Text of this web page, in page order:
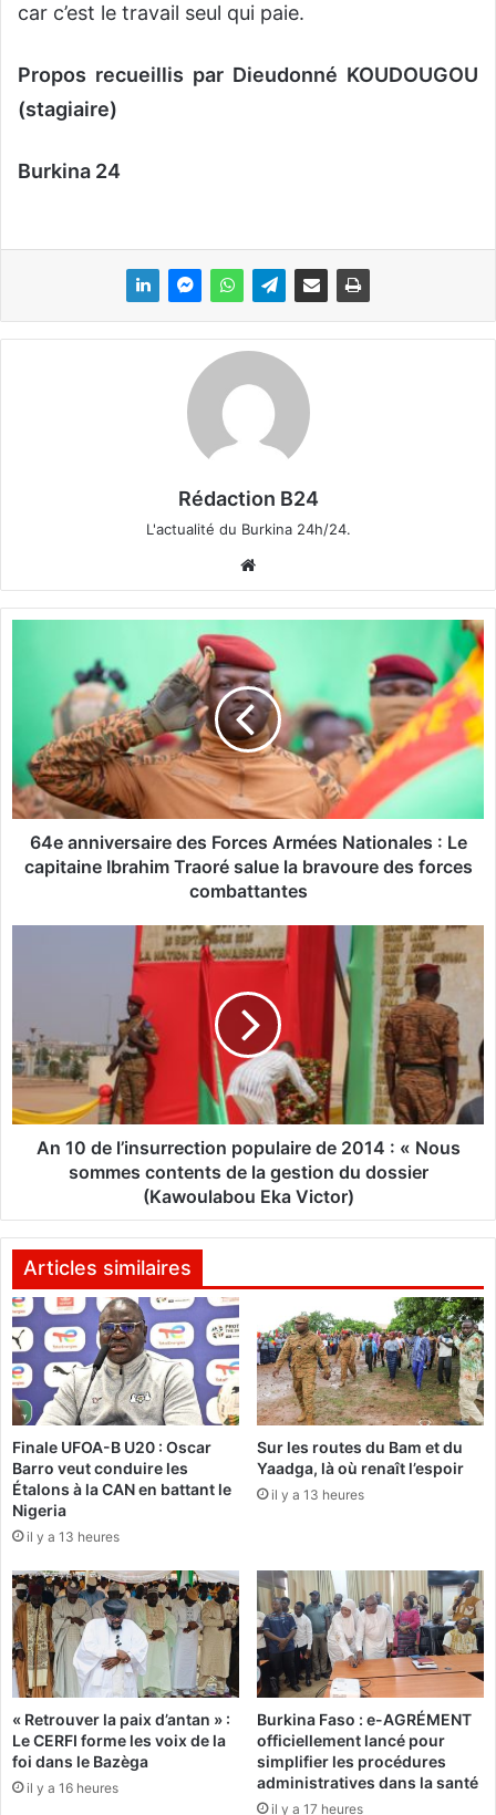
car c’est le travail seul qui paie.
Propos recueillis par Dieudonné KOUDOUGOU
(stagiaire)
Burkina 24
Rédaction B24
L'actualité du Burkina 24h/24.
bsi
te
v
e
F
o
c
m
s
N
a
t
i
n
a
l
e
s
:
L
e
c
a
p
i
t
a
i
64e anniversaire des Forces Armées Nationales : Le
capitaine Ibrahim Traoré salue la bravoure des forces
combattantes
e
l
i
r
t
i
o
n
p
o
p
u
l
a
i
e
d
e
2
0
1
4
:
«
An 10 de l’insurrection populaire de 2014 : « Nous
sommes contents de la gestion du dossier
(Kawoulabou Eka Victor)
Articles similaires
Finale UFOA-B U20 : Oscar
Barro veut conduire les
Étalons à la CAN en battant le
Nigeria
il y a 13 heures
Sur les routes du Bam et du
Yaadga, là où renaît l’espoir
il y a 13 heures
« Retrouver la paix d’antan » :
Le CERFI forme les voix de la
foi dans le Bazèga
il y a 16 heures
Burkina Faso : e-AGRÉMENT
officiellement lancé pour
simplifier les procédures
administratives dans la santé
il y a 17 heures